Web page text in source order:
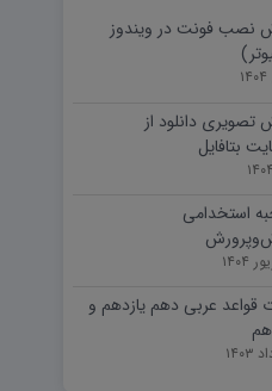
نصب فونت در ویندوز
تصویری دانلود از
بتافایل
استخدامی
قواعد عربی دهم یازدهم و